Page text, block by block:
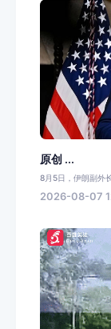
原创 ...
8月5日，伊朗副外
2026-08-07